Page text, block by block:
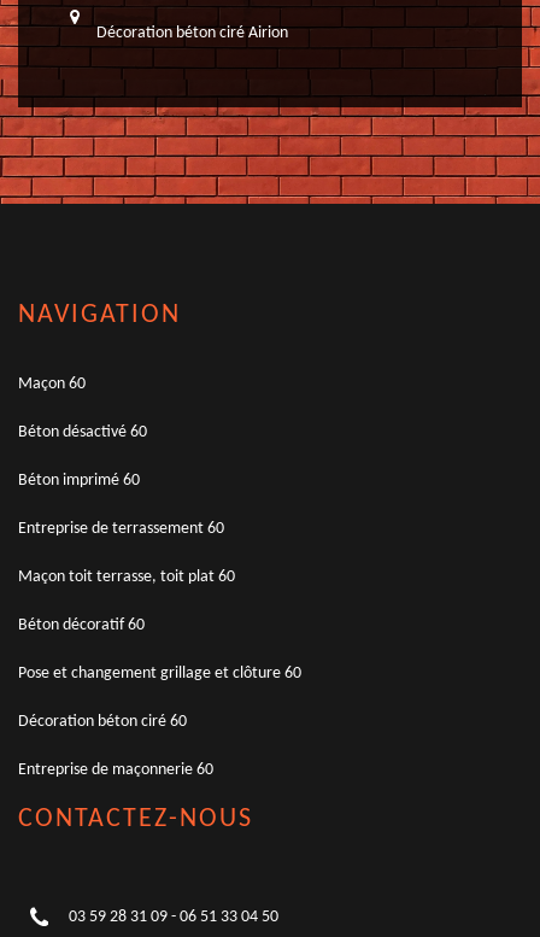
Décoration béton ciré Airion
NAVIGATION
Maçon 60
Béton désactivé 60
Béton imprimé 60
Entreprise de terrassement 60
Maçon toit terrasse, toit plat 60
Béton décoratif 60
Pose et changement grillage et clôture 60
Décoration béton ciré 60
Entreprise de maçonnerie 60
CONTACTEZ-NOUS
03 59 28 31 09 - 06 51 33 04 50